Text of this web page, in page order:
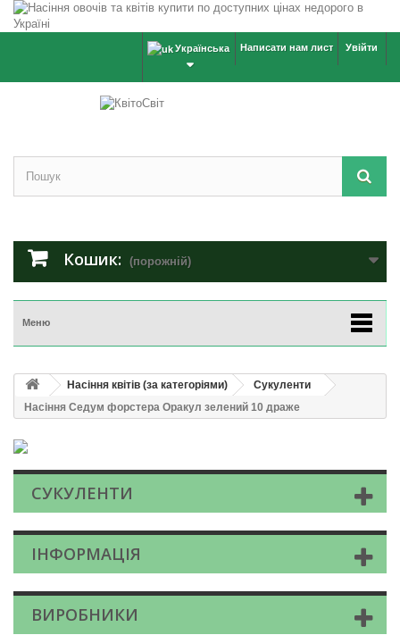
Увійти
Написати нам лист
Українська
Кошик: (порожній)
Меню
Насіння квітів (за категоріями)
Сукуленти
Насіння Седум форстера Оракул зелений 10 драже
СУКУЛЕНТИ
ІНФОРМАЦІЯ
ВИРОБНИКИ